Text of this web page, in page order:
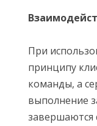
При
принципу
команды, а
выполнение
завершаются